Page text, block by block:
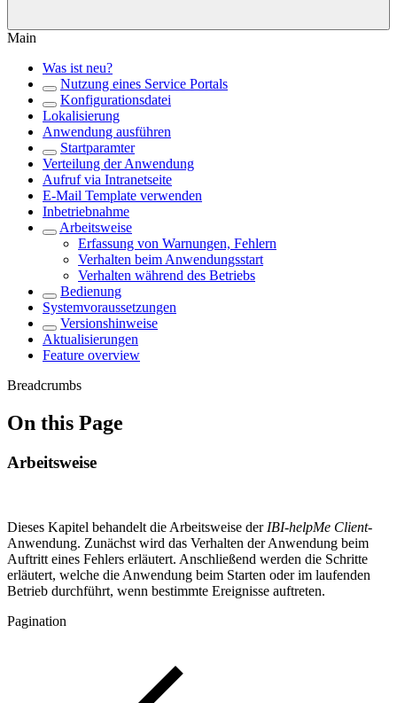
Main
Was ist neu?
Nutzung eines Service Portals
Konfigurationsdatei
Lokalisierung
Anwendung ausführen
Startparamter
Verteilung der Anwendung
Aufruf via Intranetseite
E-Mail Template verwenden
Inbetriebnahme
Arbeitsweise
Erfassung von Warnungen, Fehlern
Verhalten beim Anwendungsstart
Verhalten während des Betriebs
Bedienung
Systemvoraussetzungen
Versionshinweise
Aktualisierungen
Feature overview
Breadcrumbs
On this Page
Arbeitsweise
Dieses Kapitel behandelt die Arbeitsweise derIBI-helpMe Client-
Anwendung. Zunächst wird das Verhalten der Anwendung beim
Auftritt eines Fehlers erläutert. Anschließend werden die Schritte
erläutert, welche die Anwendung beim Starten oder im laufenden
Betrieb durchführt, wenn bestimmte Ereignisse auftreten.
Pagination